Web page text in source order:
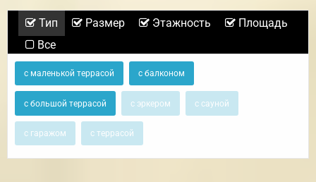
Тип Размер Этажность
Площадь
Все
с маленькой террасой с балконом
с большой террасой с эркером с сауной
с гаражом с террасой